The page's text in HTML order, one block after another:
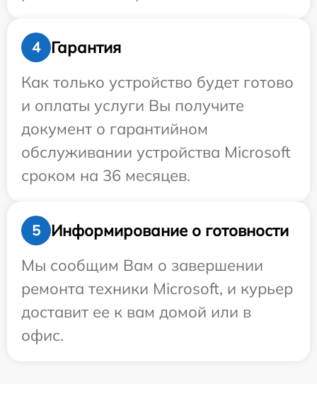
4
Гарантия
Как только устройство будет готово
и оплаты услуги Вы получите
документ о гарантийном
обслуживании устройства Microsoft
сроком на 36 месяцев.
5
Информирование о готовности
Мы сообщим Вам о завершении
ремонта техники Microsoft, и курьер
доставит ее к вам домой или в
офис.